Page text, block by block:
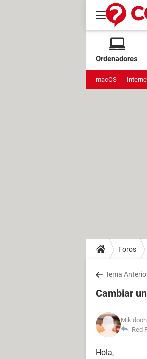
Ordenadores
macOS
Foros
Tema
Cambiar
Mik
Red
Hola,